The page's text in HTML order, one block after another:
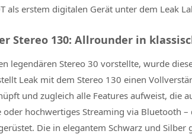
als erstem digitalen Gerät unter dem Leak
Stereo 130: Allrounder in
legendären Stereo 30 vorstellte, wurde
Leak mit dem Stereo 130 einen
und zugleich alle Features aufweist, die
hochwertiges Streaming via Bluetooth
Die in elegantem Schwarz und